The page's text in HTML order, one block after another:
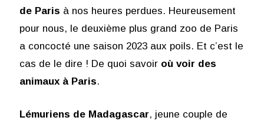
de Paris à nos heures perdues. Heureusement
pour nous, le deuxième plus grand zoo de Paris
a concocté une saison 2023 aux poils. Et c’est le
cas de le dire ! De quoi savoir où voir des
animaux à Paris.
Lémuriens de Madagascar, jeune couple de